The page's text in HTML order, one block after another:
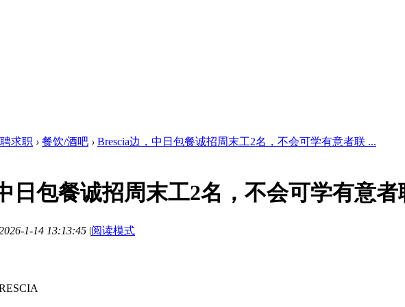
求职 › 餐饮/酒吧 › Brescia边，中日包餐诚招周末工2名，不会可学有意者联 ...
日包餐诚招周末工2名，不会可学有意者
1-14 13:13:45 |阅读模式